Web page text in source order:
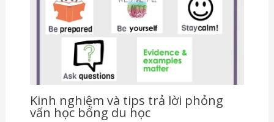
Kinh nghiệm và tips trả lời phỏng
vấn học bổng du học